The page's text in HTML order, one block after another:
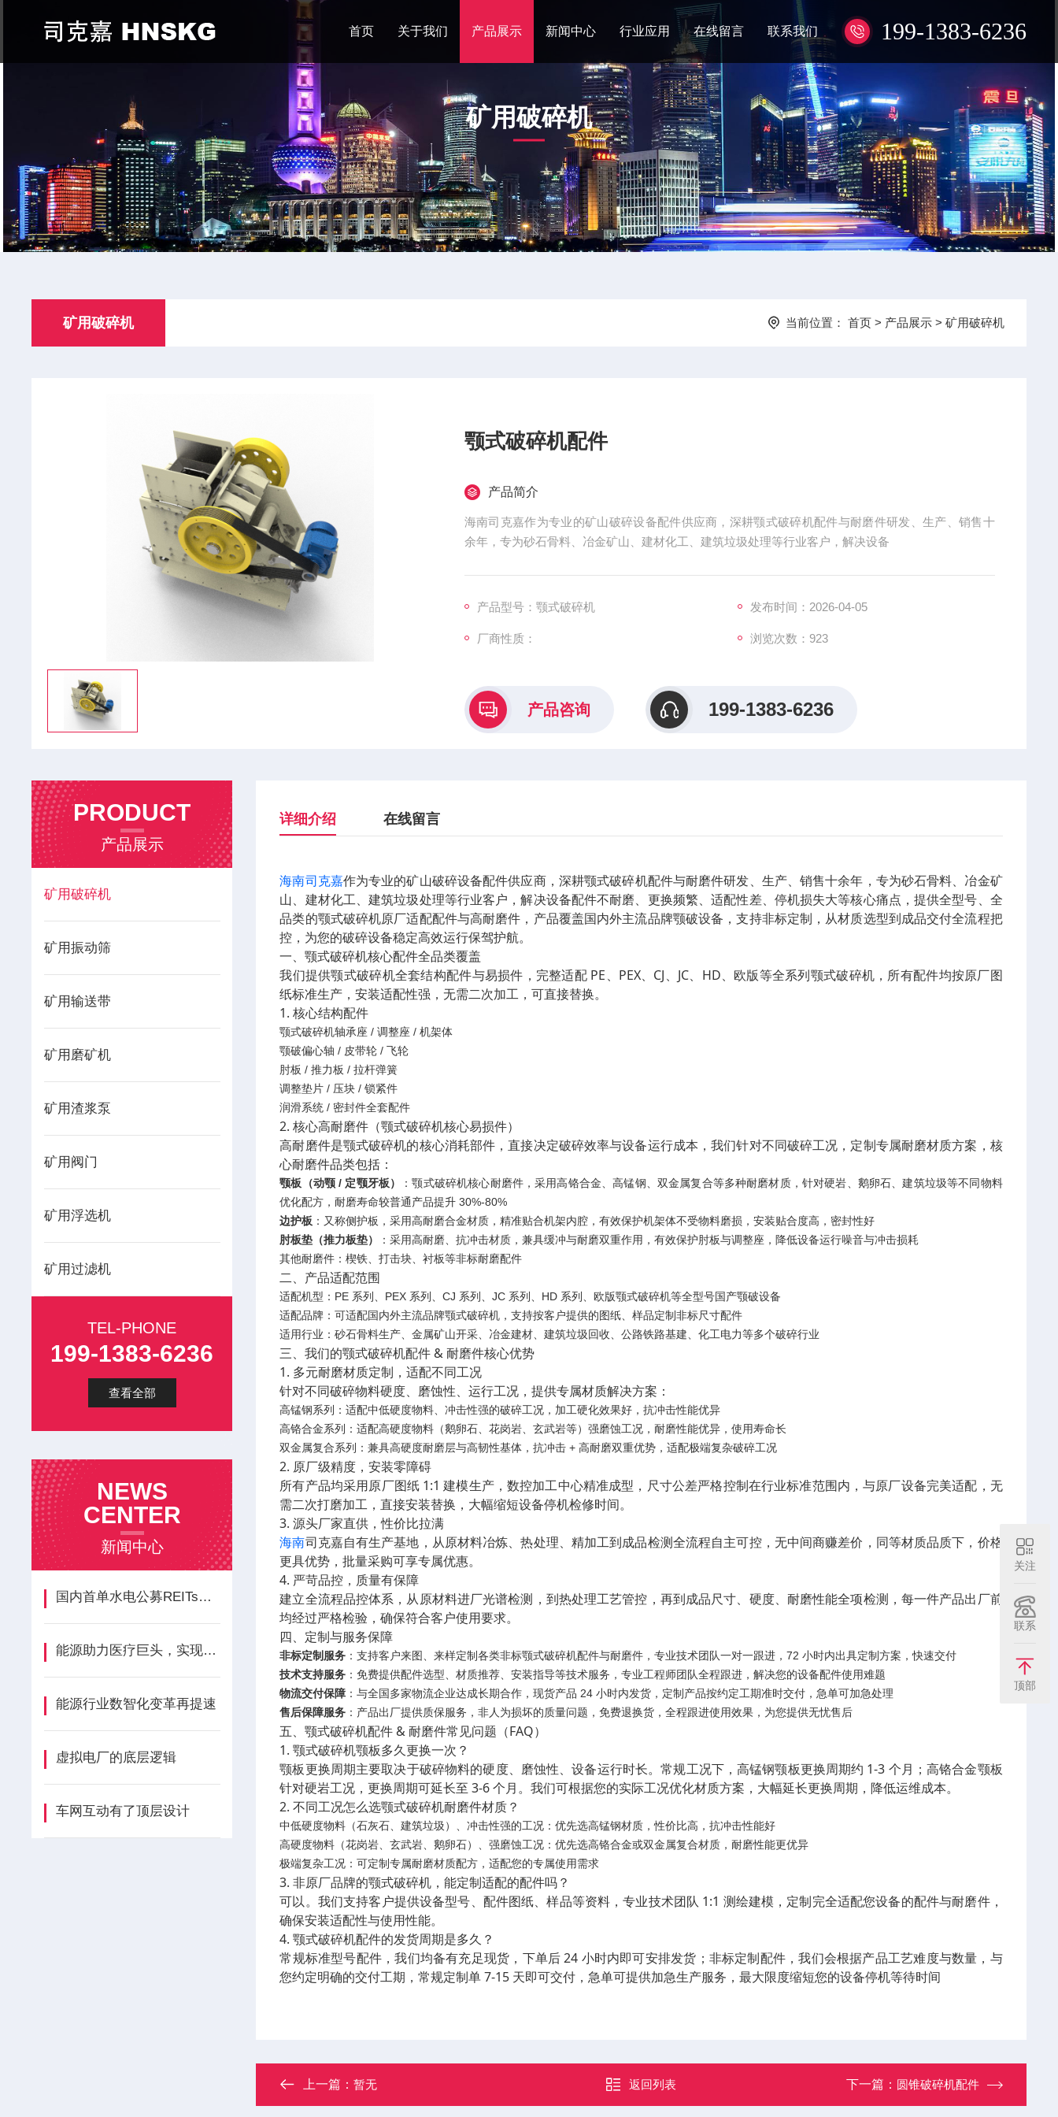
199-1383-6236
首页 关于我们 产品展示 新闻中心 行业应用 在线留言 联系我们
矿用破碎机
矿用破碎机 当前位置： 首页> 产品展示> 矿用破碎机
颚式破碎机配件
产品简介
海南司克嘉作为专业的矿山破碎设备配件供应商，深耕颚式破碎机配件与耐磨件研发、生产、销售十
余年，专为砂石骨料、冶金矿山、建材化工、建筑垃圾处理等行业客户，解决设备
产品型号：颚式破碎机 发布时间：2026-04-05
厂商性质： 浏览次数： 923
产品咨询 199-1383-6236
PRODUCT
产品展示
矿用破碎机
矿用振动筛
矿用输送带
矿用磨矿机
矿用渣浆泵
矿用阀门
矿用浮选机
矿用过滤机
TEL-PHONE
199-1383-6236
查看全部
NEWS
CENTER
新闻中心
国内首单水电公募REITs项目获批
能源助力医疗巨头，实现绿色发展
能源行业数智化变革再提速
虚拟电厂的底层逻辑
车网互动有了顶层设计
详细介绍 在线留言
海南司克嘉作为专业的矿山破碎设备配件供应商，深耕颚式破碎机配件与耐磨件研发、生产、销售十余年，专为砂石骨料、冶金矿
山、建材化工、建筑垃圾处理等行业客户，解决设备配件不耐磨、更换频繁、适配性差、停机损失大等核心痛点，提供全型号、全
品类的颚式破碎机原厂适配配件与高耐磨件，产品覆盖国内外主流品牌颚破设备，支持非标定制，从材质选型到成品交付全流程把
控，为您的破碎设备稳定高效运行保驾护航。
一、颚式破碎机核心配件全品类覆盖
我们提供颚式破碎机全套结构配件与易损件，完整适配 PE、PEX、CJ、JC、HD、欧版等全系列颚式破碎机，所有配件均按原厂图
纸标准生产，安装适配性强，无需二次加工，可直接替换。
1. 核心结构配件
颚式破碎机轴承座 / 调整座 / 机架体
颚破偏心轴 / 皮带轮 / 飞轮
肘板 / 推力板 / 拉杆弹簧
调整垫片 / 压块 / 锁紧件
润滑系统 / 密封件全套配件
2. 核心高耐磨件（颚式破碎机核心易损件）
高耐磨件是颚式破碎机的核心消耗部件，直接决定破碎效率与设备运行成本，我们针对不同破碎工况，定制专属耐磨材质方案，核
心耐磨件品类包括：
颚板（动颚 / 定颚牙板）
：颚式破碎机核心耐磨件，采用高铬合金、高锰钢、双金属复合等多种耐磨材质，针对硬岩、鹅卵石、建筑垃圾等不同物料
优化配方，耐磨寿命较普通产品提升 30%-80%
边护板 ：又称侧护板，采用高耐磨合金材质，精准贴合机架内腔，有效保护机架体不受物料磨损，安装贴合度高，密封性好
肘板垫（推力板垫）
：采用高耐磨、抗冲击材质，兼具缓冲与耐磨双重作用，有效保护肘板与调整座，降低设备运行噪音与冲击损耗
其他耐磨件：楔铁、打击块、衬板等非标耐磨配件
二、产品适配范围
适配机型：PE 系列、PEX 系列、CJ 系列、JC 系列、HD 系列、欧版颚式破碎机等全型号国产颚破设备
适配品牌：可适配国内外主流品牌颚式破碎机，支持按客户提供的图纸、样品定制非标尺寸配件
适用行业：砂石骨料生产、金属矿山开采、冶金建材、建筑垃圾回收、公路铁路基建、化工电力等多个破碎行业
三、我们的颚式破碎机配件 & 耐磨件核心优势
1. 多元耐磨材质定制，适配不同工况
针对不同破碎物料硬度、磨蚀性、运行工况，提供专属材质解决方案：
高锰钢系列：适配中低硬度物料、冲击性强的破碎工况，加工硬化效果好，抗冲击性能优异
高铬合金系列：适配高硬度物料（鹅卵石、花岗岩、玄武岩等）强磨蚀工况，耐磨性能优异，使用寿命长
双金属复合系列：兼具高硬度耐磨层与高韧性基体，抗冲击 + 高耐磨双重优势，适配极端复杂破碎工况
2. 原厂级精度，安装零障碍
所有产品均采用原厂图纸 1:1 建模生产，数控加工中心精准成型，尺寸公差严格控制在行业标准范围内，与原厂设备完美适配，无
需二次打磨加工，直接安装替换，大幅缩短设备停机检修时间。
3. 源头厂家直供，性价比拉满
海南司克嘉自有生产基地，从原材料冶炼、热处理、精加工到成品检测全流程自主可控，无中间商赚差价，同等材质品质下，价格
更具优势，批量采购可享专属优惠。
4. 严苛品控，质量有保障
建立全流程品控体系，从原材料进厂光谱检测，到热处理工艺管控，再到成品尺寸、硬度、耐磨性能全项检测，每一件产品出厂前
均经过严格检验，确保符合客户使用要求。
四、定制与服务保障
非标定制服务 ：支持客户来图、来样定制各类非标颚式破碎机配件与耐磨件，专业技术团队一对一跟进，72 小时内出具定制方案，快速交付
技术支持服务 ：免费提供配件选型、材质推荐、安装指导等技术服务，专业工程师团队全程跟进，解决您的设备配件使用难题
物流交付保障 ：与全国多家物流企业达成长期合作，现货产品 24 小时内发货，定制产品按约定工期准时交付，急单可加急处理
售后保障服务 ：产品出厂提供质保服务，非人为损坏的质量问题，免费退换货，全程跟进使用效果，为您提供无忧售后
五、颚式破碎机配件 & 耐磨件常见问题（FAQ）
1. 颚式破碎机颚板多久更换一次？
颚板更换周期主要取决于破碎物料的硬度、磨蚀性、设备运行时长。常规工况下，高锰钢颚板更换周期约 1-3 个月；高铬合金颚板
针对硬岩工况，更换周期可延长至 3-6 个月。我们可根据您的实际工况优化材质方案，大幅延长更换周期，降低运维成本。
2. 不同工况怎么选颚式破碎机耐磨件材质？
中低硬度物料（石灰石、建筑垃圾）、冲击性强的工况：优先选高锰钢材质，性价比高，抗冲击性能好
高硬度物料（花岗岩、玄武岩、鹅卵石）、强磨蚀工况：优先选高铬合金或双金属复合材质，耐磨性能更优异
极端复杂工况：可定制专属耐磨材质配方，适配您的专属使用需求
3. 非原厂品牌的颚式破碎机，能定制适配的配件吗？
可以。我们支持客户提供设备型号、配件图纸、样品等资料，专业技术团队 1:1 测绘建模，定制完全适配您设备的配件与耐磨件，
确保安装适配性与使用性能。
4. 颚式破碎机配件的发货周期是多久？
常规标准型号配件，我们均备有充足现货，下单后 24 小时内即可安排发货；非标定制配件，我们会根据产品工艺难度与数量，与
您约定明确的交付工期，常规定制单 7-15 天即可交付，急单可提供加急生产服务，最大限度缩短您的设备停机等待时间
上一篇：暂无 返回列表 下一篇： 圆锥破碎机配件
关注
联系
顶部